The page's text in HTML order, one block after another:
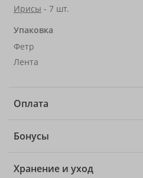
Ирисы - 7 шт.
Упаковка
Фетр
Лента
Оплата
Бонусы
Хранение и уход